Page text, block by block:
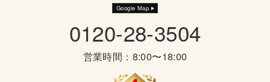
Google Map
0120-28-3504
営業時間：8:00〜18:00